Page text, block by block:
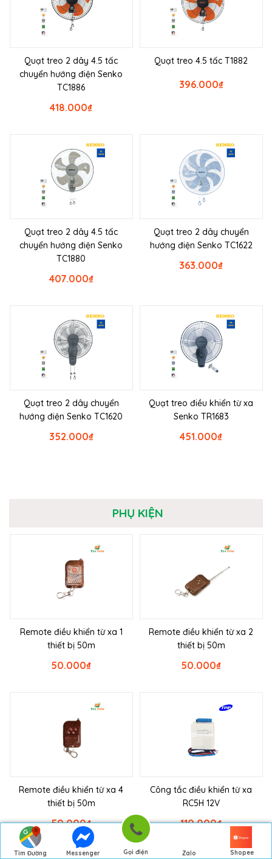
Tìm Đường
Messenger Gọi điện Zalo Shopee
Quạt treo 2 dây 4.5 tấc
chuyển hướng điện Senko
TC1886
₫
418.000
Quạt treo 4.5 tấc T1882
₫
396.000
Quạt treo 2 dây 4.5 tấc
chuyển hướng điện Senko
TC1880
₫
407.000
Quạt treo 2 dây chuyển
hướng điện Senko TC1622
₫
363.000
Quạt treo 2 dây chuyển
hướng điện Senko TC1620
₫
352.000
Quạt treo điều khiển từ xa
Senko TR1683
₫
451.000
PHỤ KIỆN
Remote điều khiển từ xa 1
thiết bị 50m
₫
50.000
Remote điều khiển từ xa 2
thiết bị 50m
₫
50.000
Remote điều khiển từ xa 4
thiết bị 50m
₫
50.000
Công tắc điều khiển từ xa
RC5H 12V
₫
110.000